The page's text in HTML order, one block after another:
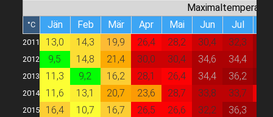
Maximaltemperatur
°C Jän Feb Mär Apr Mai Jun Jul
2011 13,0 14,3 19,9 26,4 28,2 30,4 32,3
2012 9,5 14,8 21,4 30,0 30,4 34,6 34,4
2013 11,3 9,2 16,2 28,1 26,4 34,4 36,2
2014 11,6 13,1 20,7 23,6 28,7 33,8 33,7
2015 16,4 10,7 16,7 26,5 26,6 32,2 36,3